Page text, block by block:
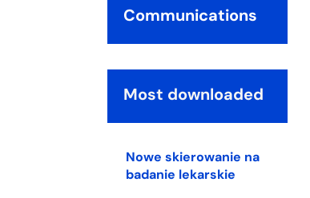
Communications
Most downloaded
Nowe skierowanie na
badanie lekarskie